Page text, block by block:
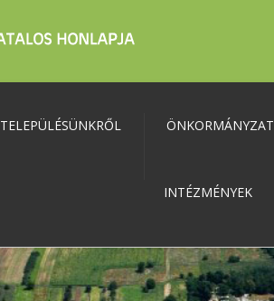
TELEPÜLÉSÜNKRŐL ÖNKORMÁNYZAT
INTÉZMÉNYEK